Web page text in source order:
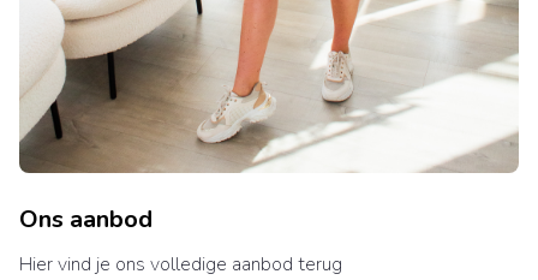
Ons aanbod
Hier vind je ons volledige aanbod terug